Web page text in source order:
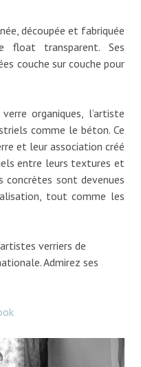
découpée et fabriquée
transparent. Ses
couche sur couche pour
organiques, l’artiste
comme le béton. Ce
et leur association créé
entre leurs textures et
sont devenues
tout comme les
verriers de
Admirez ses